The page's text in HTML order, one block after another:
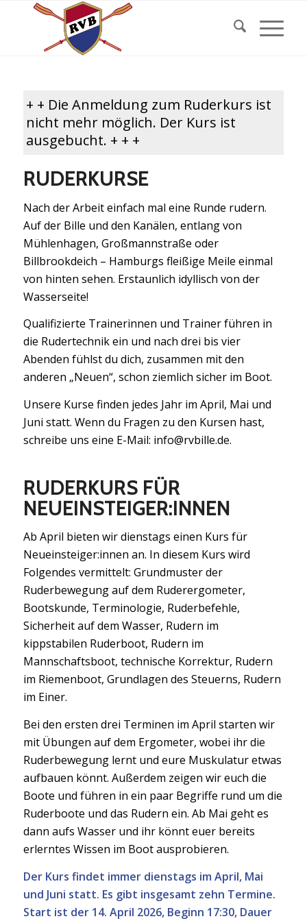
+ + Die Anmeldung zum Ruderkurs ist
nicht mehr möglich. Der Kurs ist
ausgebucht. + + +
RUDERKURSE
Nach der Arbeit einfach mal eine Runde rudern.
Auf der Bille und den Kanälen, entlang von
Mühlenhagen, Großmannstraße oder
Billbrookdeich – Hamburgs fleißige Meile einmal
von hinten sehen. Erstaunlich idyllisch von der
Wasserseite!
Qualifizierte Trainerinnen und Trainer führen in
die Rudertechnik ein und nach drei bis vier
Abenden fühlst du dich, zusammen mit den
anderen „Neuen“, schon ziemlich sicher im Boot.
Unsere Kurse finden jedes Jahr im April, Mai und
Juni statt. Wenn du Fragen zu den Kursen hast,
schreibe uns eine E-Mail: info@rvbille.de.
RUDERKURS FÜR
NEUEINSTEIGER:INNEN
Ab April bieten wir dienstags einen Kurs für
Neueinsteiger:innen an. In diesem Kurs wird
Folgendes vermittelt: Grundmuster der
Ruderbewegung auf dem Ruderergometer,
Bootskunde, Terminologie, Ruderbefehle,
Sicherheit auf dem Wasser, Rudern im
kippstabilen Ruderboot, Rudern im
Mannschaftsboot, technische Korrektur, Rudern
im Riemenboot, Grundlagen des Steuerns, Rudern
im Einer.
Bei den ersten drei Terminen im April starten wir
mit Übungen auf dem Ergometer, wobei ihr die
Ruderbewegung lernt und eure Muskulatur etwas
aufbauen könnt. Außerdem zeigen wir euch die
Boote und führen in ein paar Begriffe rund um die
Ruderboote und das Rudern ein. Ab Mai geht es
dann aufs Wasser und ihr könnt euer bereits
erlerntes Wissen im Boot ausprobieren.
Der Kurs findet immer dienstags im April, Mai
und Juni statt. Es gibt insgesamt zehn Termine.
Start ist der 14. April 2026, Beginn 17:30, Dauer